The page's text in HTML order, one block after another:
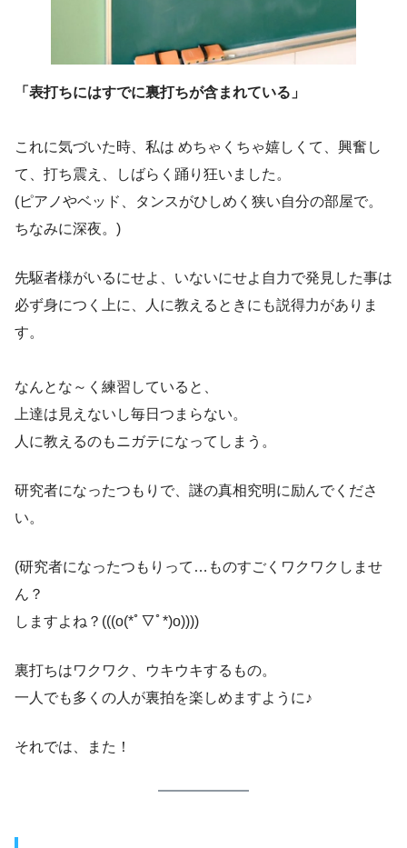
「表打ちにはすでに裏打ちが含まれている」
これに気づいた時、私は めちゃくちゃ嬉しくて、興奮し
て、打ち震え、しばらく踊り狂いました。
(ピアノやベッド、タンスがひしめく狭い自分の部屋で。
ちなみに深夜。)
先駆者様がいるにせよ、いないにせよ自力で発見した事は
必ず身につく上に、人に教えるときにも説得力がありま
す。
なんとな～く練習していると、
上達は見えないし毎日つまらない。
人に教えるのもニガテになってしまう。
研究者になったつもりで、謎の真相究明に励んでくださ
い。
(研究者になったつもりって…ものすごくワクワクしませ
ん？
しますよね？(((o(*ﾟ▽ﾟ*)o))))
裏打ちはワクワク、ウキウキするもの。
一人でも多くの人が裏拍を楽しめますように♪
それでは、また！